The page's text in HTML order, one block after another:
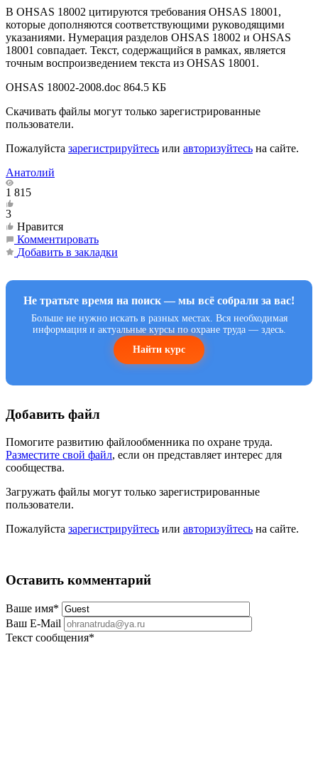
В OHSAS 18002 цитируются требования OHSAS 18001,
которые дополняются соответствующими руководящими
указаниями. Нумерация разделов OHSAS 18002 и OHSAS
18001 совпадает. Текст, содержащийся в рамках, является
точным воспроизведением текста из OHSAS 18001.
OHSAS 18002-2008.doc 864.5 КБ
Скачивать файлы могут только зарегистрированные
пользователи.
Пожалуйста зарегистрируйтесь или авторизуйтесь на сайте.
Анатолий
1 815
3
Нравится
Комментировать
Добавить в закладки
Не тратьте время на поиск — мы всё собрали за вас!
Больше не нужно искать в разных местах. Вся необходимая
информация и актуальные курсы по охране труда — здесь.
Найти курс
Добавить файл
Помогите развитию файлообменника по охране труда.
Разместите свой файл, если он представляет интерес для
сообщества.
Загружать файлы могут только зарегистрированные
пользователи.
Пожалуйста зарегистрируйтесь или авторизуйтесь на сайте.
Оставить комментарий
Ваше имя*
Ваш E-Mail
Текст сообщения*